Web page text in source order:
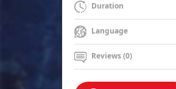
Duration
Language
Reviews (0)